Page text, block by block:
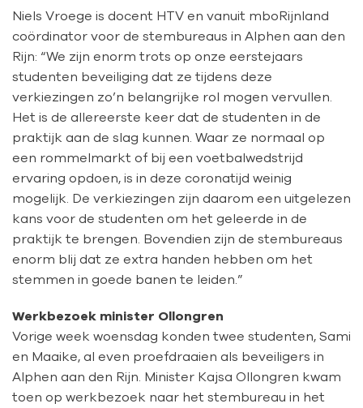
Niels Vroege is docent HTV en vanuit mboRijnland
coördinator voor de stembureaus in Alphen aan den
Rijn: “We zijn enorm trots op onze eerstejaars
studenten beveiliging dat ze tijdens deze
verkiezingen zo’n belangrijke rol mogen vervullen.
Het is de allereerste keer dat de studenten in de
praktijk aan de slag kunnen. Waar ze normaal op
een rommelmarkt of bij een voetbalwedstrijd
ervaring opdoen, is in deze coronatijd weinig
mogelijk. De verkiezingen zijn daarom een uitgelezen
kans voor de studenten om het geleerde in de
praktijk te brengen. Bovendien zijn de stembureaus
enorm blij dat ze extra handen hebben om het
stemmen in goede banen te leiden.”
Werkbezoek minister Ollongren
Vorige week woensdag konden twee studenten, Sami
en Maaike, al even proefdraaien als beveiligers in
Alphen aan den Rijn. Minister Kajsa Ollongren kwam
toen op werkbezoek naar het stembureau in het